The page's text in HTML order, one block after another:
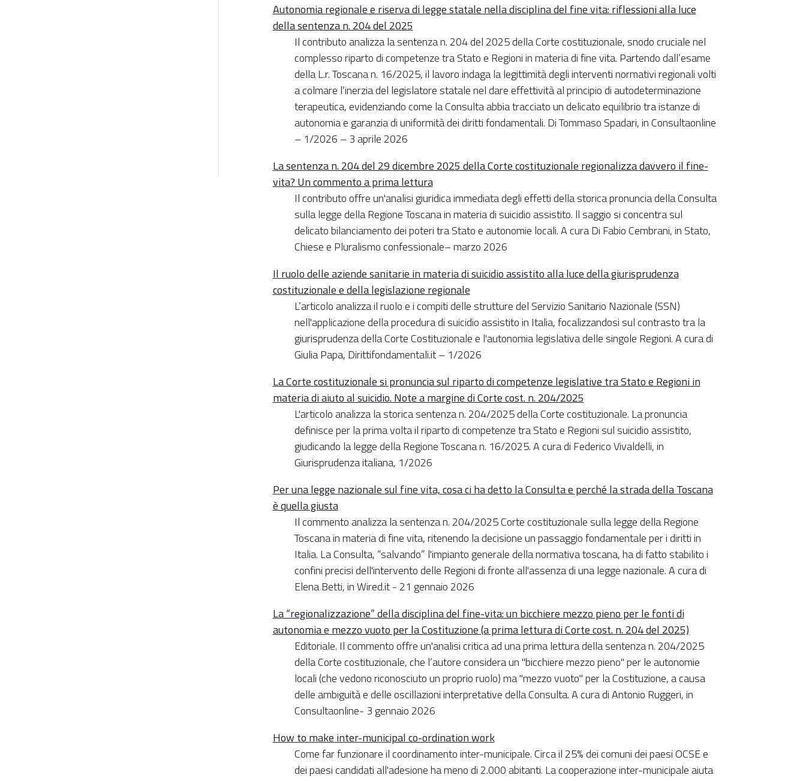
Autonomia regionale e riserva di legge statale nella disciplina del fine vita: riflessioni alla luce
della sentenza n. 204 del 2025
Il contributo analizza la sentenza n. 204 del 2025 della Corte costituzionale, snodo cruciale nel
complesso riparto di competenze tra Stato e Regioni in materia di fine vita. Partendo dall’esame
della L.r. Toscana n. 16/2025, il lavoro indaga la legittimità degli interventi normativi regionali volti
a colmare l’inerzia del legislatore statale nel dare effettività al principio di autodeterminazione
terapeutica, evidenziando come la Consulta abbia tracciato un delicato equilibrio tra istanze di
autonomia e garanzia di uniformità dei diritti fondamentali. Di Tommaso Spadari, in Consultaonline
– 1/2026 – 3 aprile 2026
La sentenza n. 204 del 29 dicembre 2025 della Corte costituzionale regionalizza davvero il fine-
vita? Un commento a prima lettura
Il contributo offre un'analisi giuridica immediata degli effetti della storica pronuncia della Consulta
sulla legge della Regione Toscana in materia di suicidio assistito. ll saggio si concentra sul
delicato bilanciamento dei poteri tra Stato e autonomie locali. A cura Di Fabio Cembrani, in Stato,
Chiese e Pluralismo confessionale– marzo 2026
Il ruolo delle aziende sanitarie in materia di suicidio assistito alla luce della giurisprudenza
costituzionale e della legislazione regionale
L’articolo analizza il ruolo e i compiti delle strutture del Servizio Sanitario Nazionale (SSN)
nell'applicazione della procedura di suicidio assistito in Italia, focalizzandosi sul contrasto tra la
giurisprudenza della Corte Costituzionale e l'autonomia legislativa delle singole Regioni. A cura di
Giulia Papa, Dirittifondamentali.it – 1/2026
La Corte costituzionale si pronuncia sul riparto di competenze legislative tra Stato e Regioni in
materia di aiuto al suicidio. Note a margine di Corte cost. n. 204/2025
L'articolo analizza la storica sentenza n. 204/2025 della Corte costituzionale. La pronuncia
definisce per la prima volta il riparto di competenze tra Stato e Regioni sul suicidio assistito,
giudicando la legge della Regione Toscana n. 16/2025. A cura di Federico Vivaldelli, in
Giurisprudenza italiana, 1/2026
Per una legge nazionale sul fine vita, cosa ci ha detto la Consulta e perché la strada della Toscana
è quella giusta
Il commento analizza la sentenza n. 204/2025 Corte costituzionale sulla legge della Regione
Toscana in materia di fine vita, ritenendo la decisione un passaggio fondamentale per i diritti in
Italia. La Consulta, “salvando” l'impianto generale della normativa toscana, ha di fatto stabilito i
confini precisi dell'intervento delle Regioni di fronte all'assenza di una legge nazionale. A cura di
Elena Betti, in Wired.it - 21 gennaio 2026
La “regionalizzazione” della disciplina del fine-vita: un bicchiere mezzo pieno per le fonti di
autonomia e mezzo vuoto per la Costituzione (a prima lettura di Corte cost. n. 204 del 2025)
Editoriale. Il commento offre un'analisi critica ad una prima lettura della sentenza n. 204/2025
della Corte costituzionale, che l’autore considera un "bicchiere mezzo pieno" per le autonomie
locali (che vedono riconosciuto un proprio ruolo) ma "mezzo vuoto" per la Costituzione, a causa
delle ambiguità e delle oscillazioni interpretative della Consulta. A cura di Antonio Ruggeri, in
Consultaonline- 3 gennaio 2026
How to make inter-municipal co-ordination work
Come far funzionare il coordinamento inter-municipale. Circa il 25% dei comuni dei paesi OCSE e
dei paesi candidati all'adesione ha meno di 2.000 abitanti. La cooperazione inter-municipale aiuta